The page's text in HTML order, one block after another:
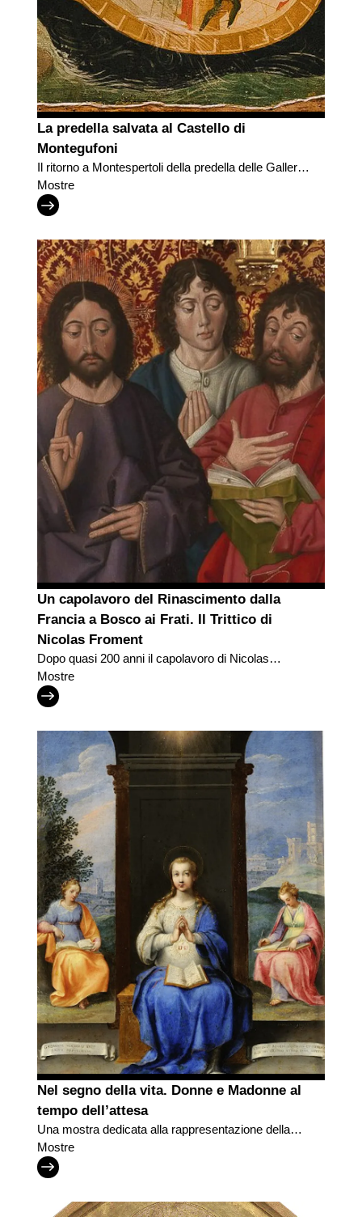
La predella salvata al Castello di
Montegufoni
Il ritorno a Montespertoli della predella delle Gallerie
degli Uffizi
Mostre
Un capolavoro del Rinascimento dalla
Francia a Bosco ai Frati. Il Trittico di
Nicolas Froment
Dopo quasi 200 anni il capolavoro di Nicolas
Froment torna nel convento che lo aveva accolto
per secoli
Mostre
Nel segno della vita. Donne e Madonne al
tempo dell’attesa
Una mostra dedicata alla rappresentazione della
maternità
Mostre